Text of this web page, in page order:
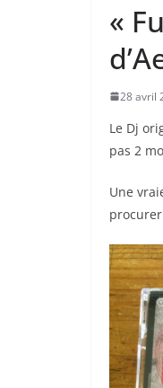
«
28 avril
Le Dj
pas 2
Une